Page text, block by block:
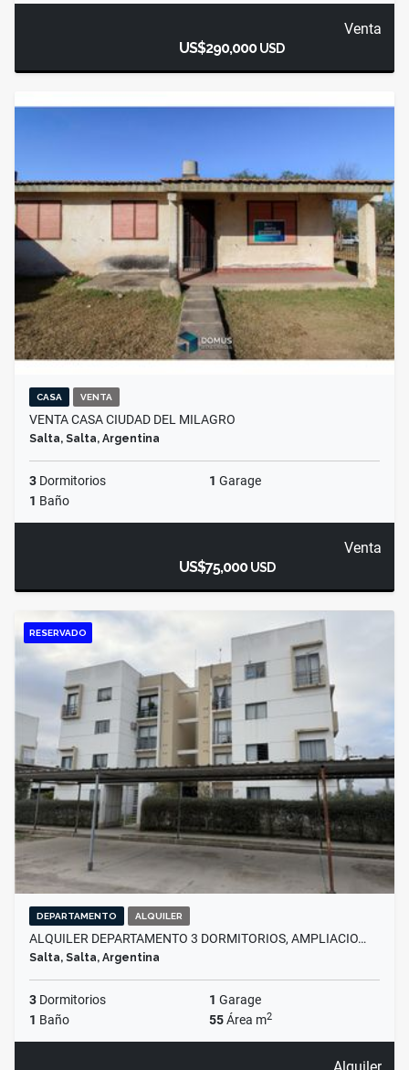
Venta
US$290,000USD
CASA VENTA
VENTA CASA CIUDAD DEL MILAGRO
Salta, Salta, Argentina
3 Dormitorios 1 Garage
1 Baño
Venta
US$75,000USD
RESERVADO
DEPARTAMENTO ALQUILER
ALQUILER DEPARTAMENTO 3 DORMITORIOS, AMPLIACIO…
Salta, Salta, Argentina
3 Dormitorios 1 Garage
1 Baño 55Área m2